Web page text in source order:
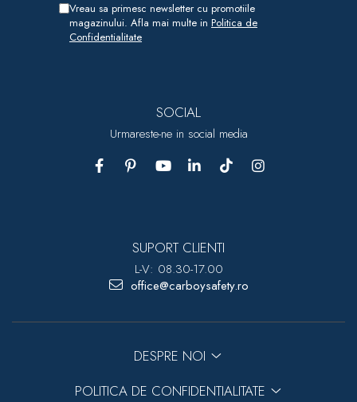
Vreau sa primesc newsletter cu promotiile
magazinului. Afla mai multe in Politica de
Confidentialitate
SOCIAL
Urmareste-ne in social media
SUPORT CLIENTI
L-V: 08.30-17.00
office@carboysafety.ro
DESPRE NOI
POLITICA DE CONFIDENTIALITATE